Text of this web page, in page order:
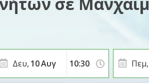
Δευ, 10Αυγ Πεμ,